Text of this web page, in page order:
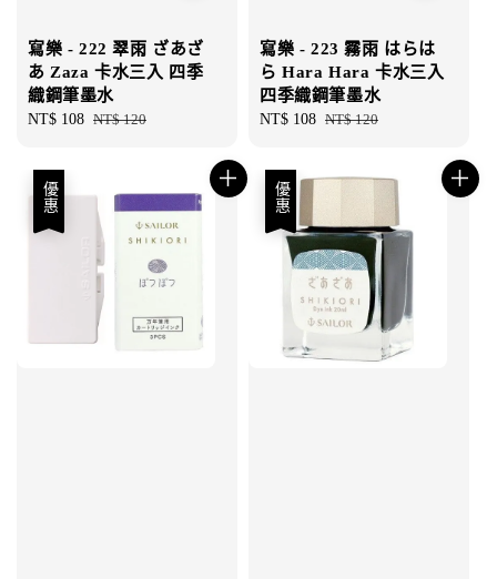
寫樂 - 222 翠雨 ざあざ
あ Zaza 卡水三入 四季
織鋼筆墨水
Sale
NT$ 108 Regular
NT$ 120
寫樂 - 223 霧雨 はらは
ら Hara Hara 卡水三入
四季織鋼筆墨水
Sale
NT$ 108 Regular
NT$ 120
優惠 優惠